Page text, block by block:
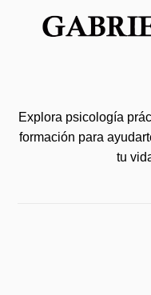
Explora psicología
formación para
tu